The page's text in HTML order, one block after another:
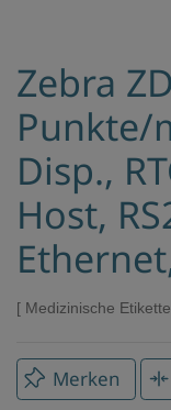
Zebra
Punkte/
Disp.,
Host,
Medizinische
Merken